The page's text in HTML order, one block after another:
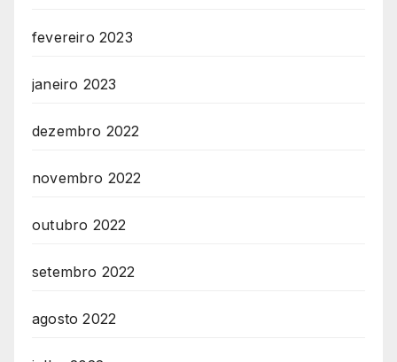
fevereiro 2023
janeiro 2023
dezembro 2022
novembro 2022
outubro 2022
setembro 2022
agosto 2022